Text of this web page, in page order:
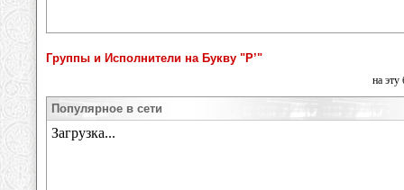
Группы и Исполнители на Букву "Р’"
на эту
Популярное в сети